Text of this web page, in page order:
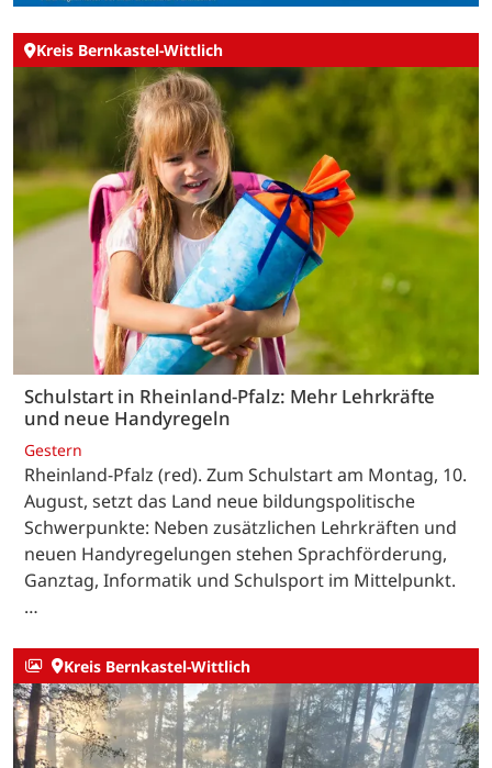
Kreis Bernkastel-Wittlich
Schulstart in Rheinland-Pfalz: Mehr Lehrkräfte
und neue Handyregeln
Gestern
Rheinland-Pfalz (red). Zum Schulstart am Montag, 10.
August, setzt das Land neue bildungspolitische
Schwerpunkte: Neben zusätzlichen Lehrkräften und
neuen Handyregelungen stehen Sprachförderung,
Ganztag, Informatik und Schulsport im Mittelpunkt.
…
Kreis Bernkastel-Wittlich